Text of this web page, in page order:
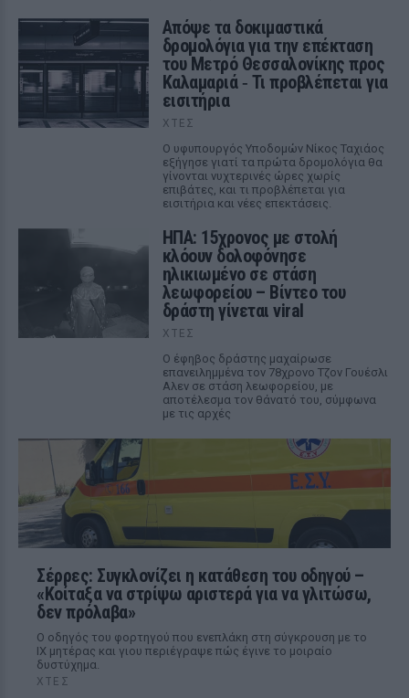
Απόψε τα δοκιμαστικά
δρομολόγια για την επέκταση
του Μετρό Θεσσαλονίκης προς
Καλαμαριά ‑ Τι προβλέπεται για
εισιτήρια
ΧΤΕΣ
Ο υφυπουργός Υποδομών Νίκος Ταχιάος
εξήγησε γιατί τα πρώτα δρομολόγια θα
γίνονται νυχτερινές ώρες χωρίς
επιβάτες, και τι προβλέπεται για
εισιτήρια και νέες επεκτάσεις.
ΗΠΑ: 15χρονος με στολή
κλόουν δολοφόνησε
ηλικιωμένο σε στάση
λεωφορείου – Βίντεο του
δράστη γίνεται viral
ΧΤΕΣ
Ο έφηβος δράστης μαχαίρωσε
επανειλημμένα τον 78χρονο Τζον Γουέσλι
Αλεν σε στάση λεωφορείου, με
αποτέλεσμα τον θάνατό του, σύμφωνα
με τις αρχές
Σέρρες: Συγκλονίζει η κατάθεση του οδηγού –
«Κοίταξα να στρίψω αριστερά για να γλιτώσω,
δεν πρόλαβα»
Ο οδηγός του φορτηγού που ενεπλάκη στη σύγκρουση με το
ΙΧ μητέρας και γιου περιέγραψε πώς έγινε το μοιραίο
δυστύχημα.
ΧΤΕΣ